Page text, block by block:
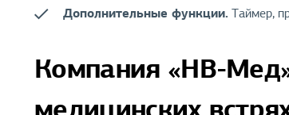
Дополнительные функции. Таймер,
Компания «НВ-